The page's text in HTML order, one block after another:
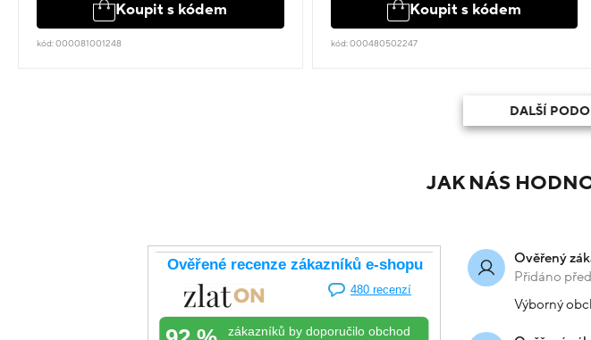
Koupit s kódem
kód: 000081001248
Koupit s kódem
kód: 000480502247
DALŠÍ
JAK NÁS
Ověřený
Přidáno
Výborný